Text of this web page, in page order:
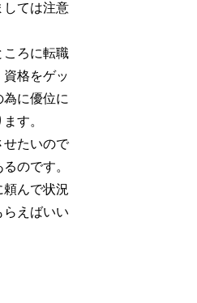
しては注意
ころに転職
資格をゲッ
為に優位に
す。
せたいので
のです。
んで状況
らえばいい